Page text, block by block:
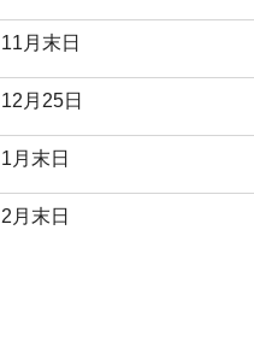
11月末日
12月25日
1月末日
2月末日